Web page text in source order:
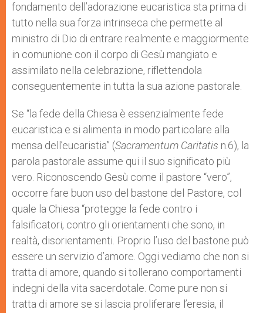
fondamento dell’adorazione eucaristica sta prima di
tutto nella sua forza intrinseca che permette al
ministro di Dio di entrare realmente e maggiormente
in comunione con il corpo di Gesù mangiato e
assimilato nella celebrazione, riflettendola
conseguentemente in tutta la sua azione pastorale.
Se “la fede della Chiesa è essenzialmente fede
eucaristica e si alimenta in modo particolare alla
mensa dell’eucaristia” (Sacramentum Caritatis n.6), la
parola pastorale assume qui il suo significato più
vero. Riconoscendo Gesù come il pastore “vero”,
occorre fare buon uso del bastone del Pastore, col
quale la Chiesa “protegge la fede contro i
falsificatori, contro gli orientamenti che sono, in
realtà, disorientamenti. Proprio l’uso del bastone può
essere un servizio d’amore. Oggi vediamo che non si
tratta di amore, quando si tollerano comportamenti
indegni della vita sacerdotale. Come pure non si
tratta di amore se si lascia proliferare l’eresia, il